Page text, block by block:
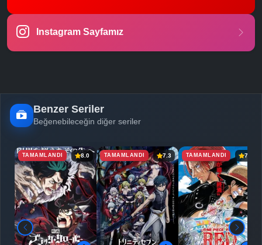
-Bölüm No: 24
-Bölüm No: 27
Instagram Sayfamız
Benzer Seriler
Beğenebileceğin diğer seriler
TAMAMLANDI 8.0 TAMAMLANDI 7.3 TAMAMLANDI 7.8